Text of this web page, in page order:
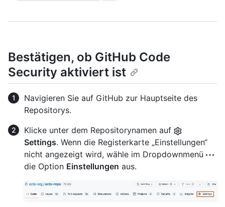
Bestätigen, ob GitHub Code
Security aktiviert ist
Navigieren Sie auf GitHub zur Hauptseite des
Repositorys.
Klicke unter dem Repositorynamen auf
Settings. Wenn die Registerkarte „Einstellungen“
nicht angezeigt wird, wähle im Dropdownmenü
die Option Einstellungen aus.